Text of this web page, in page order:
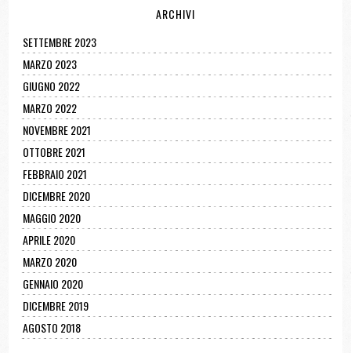
ARCHIVI
SETTEMBRE 2023
MARZO 2023
GIUGNO 2022
MARZO 2022
NOVEMBRE 2021
OTTOBRE 2021
FEBBRAIO 2021
DICEMBRE 2020
MAGGIO 2020
APRILE 2020
MARZO 2020
GENNAIO 2020
DICEMBRE 2019
AGOSTO 2018